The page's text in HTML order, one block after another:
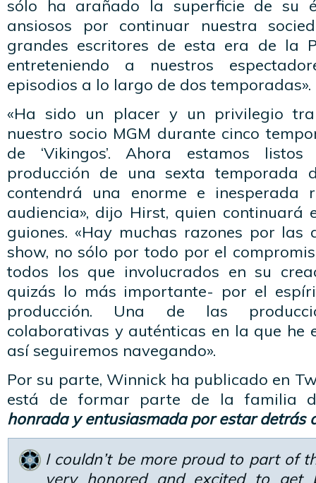
sólo ha arañado la superficie de su
ansiosos por continuar nuestra
grandes escritores de esta era de la
entreteniendo a nuestros
episodios a lo largo de dos temporadas».
«Ha sido un placer y un privilegio
nuestro socio MGM durante cinco
de ‘Vikingos’. Ahora estamos
producción de una sexta temporada
contendrá una enorme e inesperada
audiencia», dijo Hirst, quien continuará
guiones. «Hay muchas razones por las
show, no sólo por todo por el
todos los que involucrados en su
quizás lo más importante- por el
producción. Una de las
colaborativas y auténticas en la que he
así seguiremos navegando».
Por su parte, Winnick ha publicado en
está de formar parte de la familia
honrada y entusiasmada por estar detrás
I couldn’t be more proud to part of
very honored and excited to get